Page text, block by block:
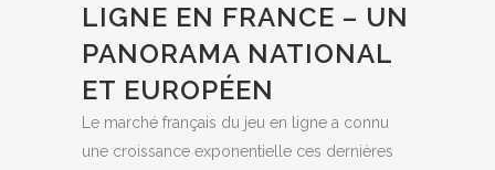
LIGNE EN FRANCE – UN
PANORAMA NATIONAL
ET EUROPÉEN
Le marché français du jeu en ligne a connu
une croissance exponentielle ces dernières